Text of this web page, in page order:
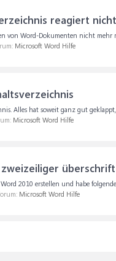
reagiert
von Word-Dokumenten nicht
Microsoft Word Hilfe
Alles hat soweit ganz gut
Microsoft Word Hilfe
überschrift
2010 erstellen und habe
Microsoft Word Hilfe